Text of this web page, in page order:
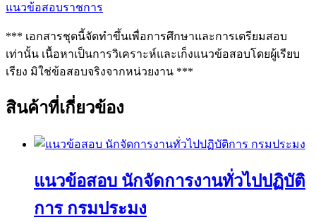
แนวข้อสอบราชการ
*** เอกสารชุดนี้จัดทำขึ้นเพื่อการศึกษาและการเตรียมสอบ
เท่านั้น เนื้อหาเป็นการวิเคราะห์และเก็งแนวข้อสอบโดยผู้เรียบ
เรียง มิใช่ข้อสอบจริงจากหน่วยงาน ***
สินค้าที่เกี่ยวข้อง
แนวข้อสอบ นักจัดการงานทั่วไปปฏิบัติ
การ กรมประมง